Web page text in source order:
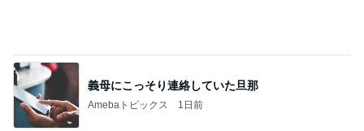
桃 幸せだった特大ホタテを食べる会
Amebaトピックス 1日前